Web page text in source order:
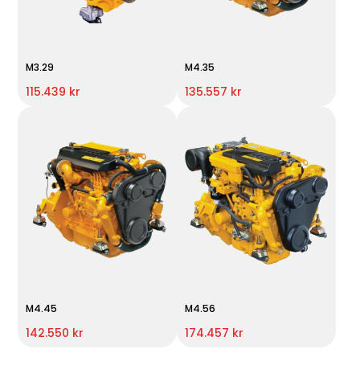
M3.29
115.439 kr
M4.35
135.557 kr
M4.45
142.550 kr
M4.56
174.457 kr